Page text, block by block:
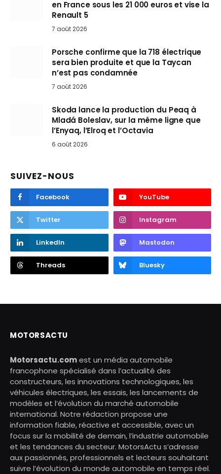
en France sous les 21 000 euros et vise la
Renault 5
7 août 2026
Porsche confirme que la 718 électrique
sera bien produite et que la Taycan
n’est pas condamnée
7 août 2026
Skoda lance la production du Peaq à
Mladá Boleslav, sur la même ligne que
l’Enyaq, l’Elroq et l’Octavia
6 août 2026
SUIVEZ-NOUS
Facebook YouTube
Twitter Instagram
LinkedIn Mastodon
Threads Bluesky
MOTORSACTU
Motorsactu.comest un média automobile
francophone spécialisé dans l’actualité des
constructeurs, les innovations technologiques, les
véhicules électriques, les essais, les lancements de
modèles et l’évolution du marché automobile
international. Notre rédaction propose une
information fiable, réactive et accessible, avec un
focus sur la mobilité de demain, l’industrie automobile
et les tendances du secteur. MotorsActu s’adresse
aux passionnés, professionnels et lecteurs souhaitant
suivre l’évolution du monde automobile en temps réel.